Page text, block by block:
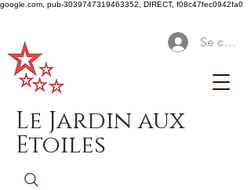
google.com, pub-3039747319463352, DIRECT, f08c47fec0942fa0
Se
Le Jardin aux
Etoiles